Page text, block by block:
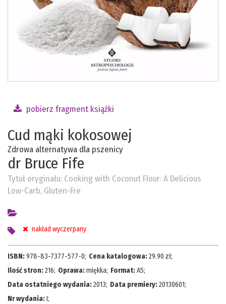
pobierz fragment książki
Cud mąki kokosowej
Zdrowa alternatywa dla pszenicy
dr Bruce Fife
Tytuł oryginału: Cooking with Coconut Flour: A Delicious
Low-Carb, Gluten-Fre
nakład wyczerpany
ISBN:978-83-7377-577-0; Cena katalogowa:29.90 zł;
Ilość stron:216; Oprawa:miękka; Format:A5;
Data ostatniego wydania:2013; Data premiery:20130601;
Nr wydania:I;